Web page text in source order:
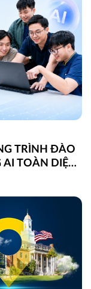
TRÌNH ĐÀO
AI TOÀN DIỆN